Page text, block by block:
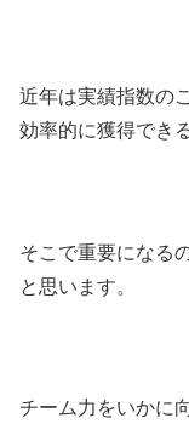
近年は実績指数の
効率的に獲得でき
そこで重要になる
と思います。
チーム力をいかに